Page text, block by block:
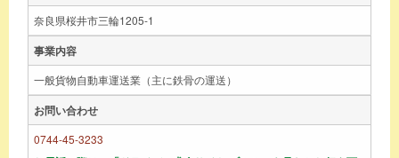
奈良県桜井市三輪1205-1
事業内容
一般貨物自動車運送業（主に鉄骨の運送）
お問い合わせ
0744-45-3233